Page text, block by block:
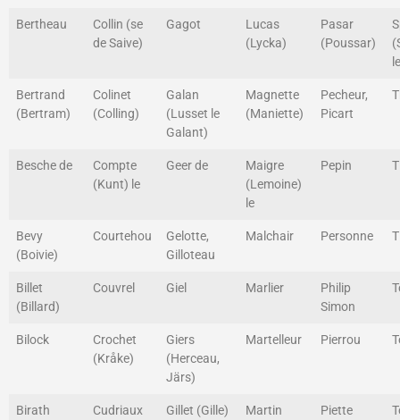
Bertheau
Collin (se
de Saive)
Gagot
Lucas
(Lycka)
Pasar
(Poussar)
le
Bertrand
(Bertram)
Colinet
(Colling)
Galan
(Lusset le
Galant)
Magnette
(Maniette)
Pecheur,
Picart
Besche de
Compte
(Kunt) le
Geer de
Maigre
(Lemoine)
le
Pepin
Bevy
(Boivie)
Courtehou
Gelotte,
Gilloteau
Malchair Personne
Billet
(Billard)
Couvrel Giel Marlier
Philip
Simon
Bilock
Crochet
(Kråke)
Giers
(Herceau,
Järs)
Martelleur Pierrou
Birath
Cudriaux
Gillet (Gille) Martin Piette